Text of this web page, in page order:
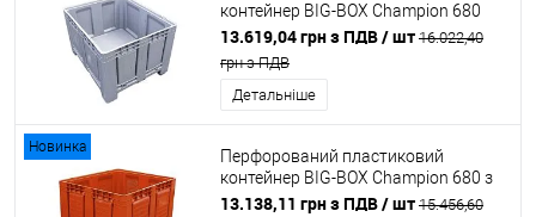
контейнер BIG-BOX Champion 680
суцільний на 4 стопках сірий
13.619,04 грн з ПДВ/ шт 16.022,40
грн з ПДВ
Детальніше
Новинка
Перфорований пластиковий
контейнер BIG-BOX Champion 680 з
отворами на 4 стопках
13.138,11 грн з ПДВ/ шт 15.456,60